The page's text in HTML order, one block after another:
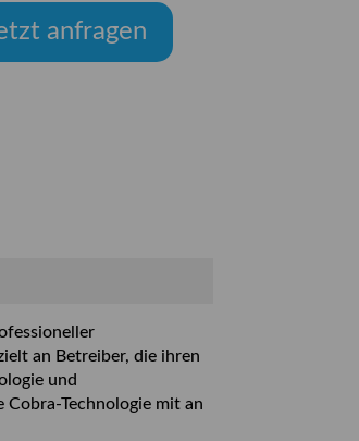
anfragen
an Betreiber, die ihren
und
Technologie mit an